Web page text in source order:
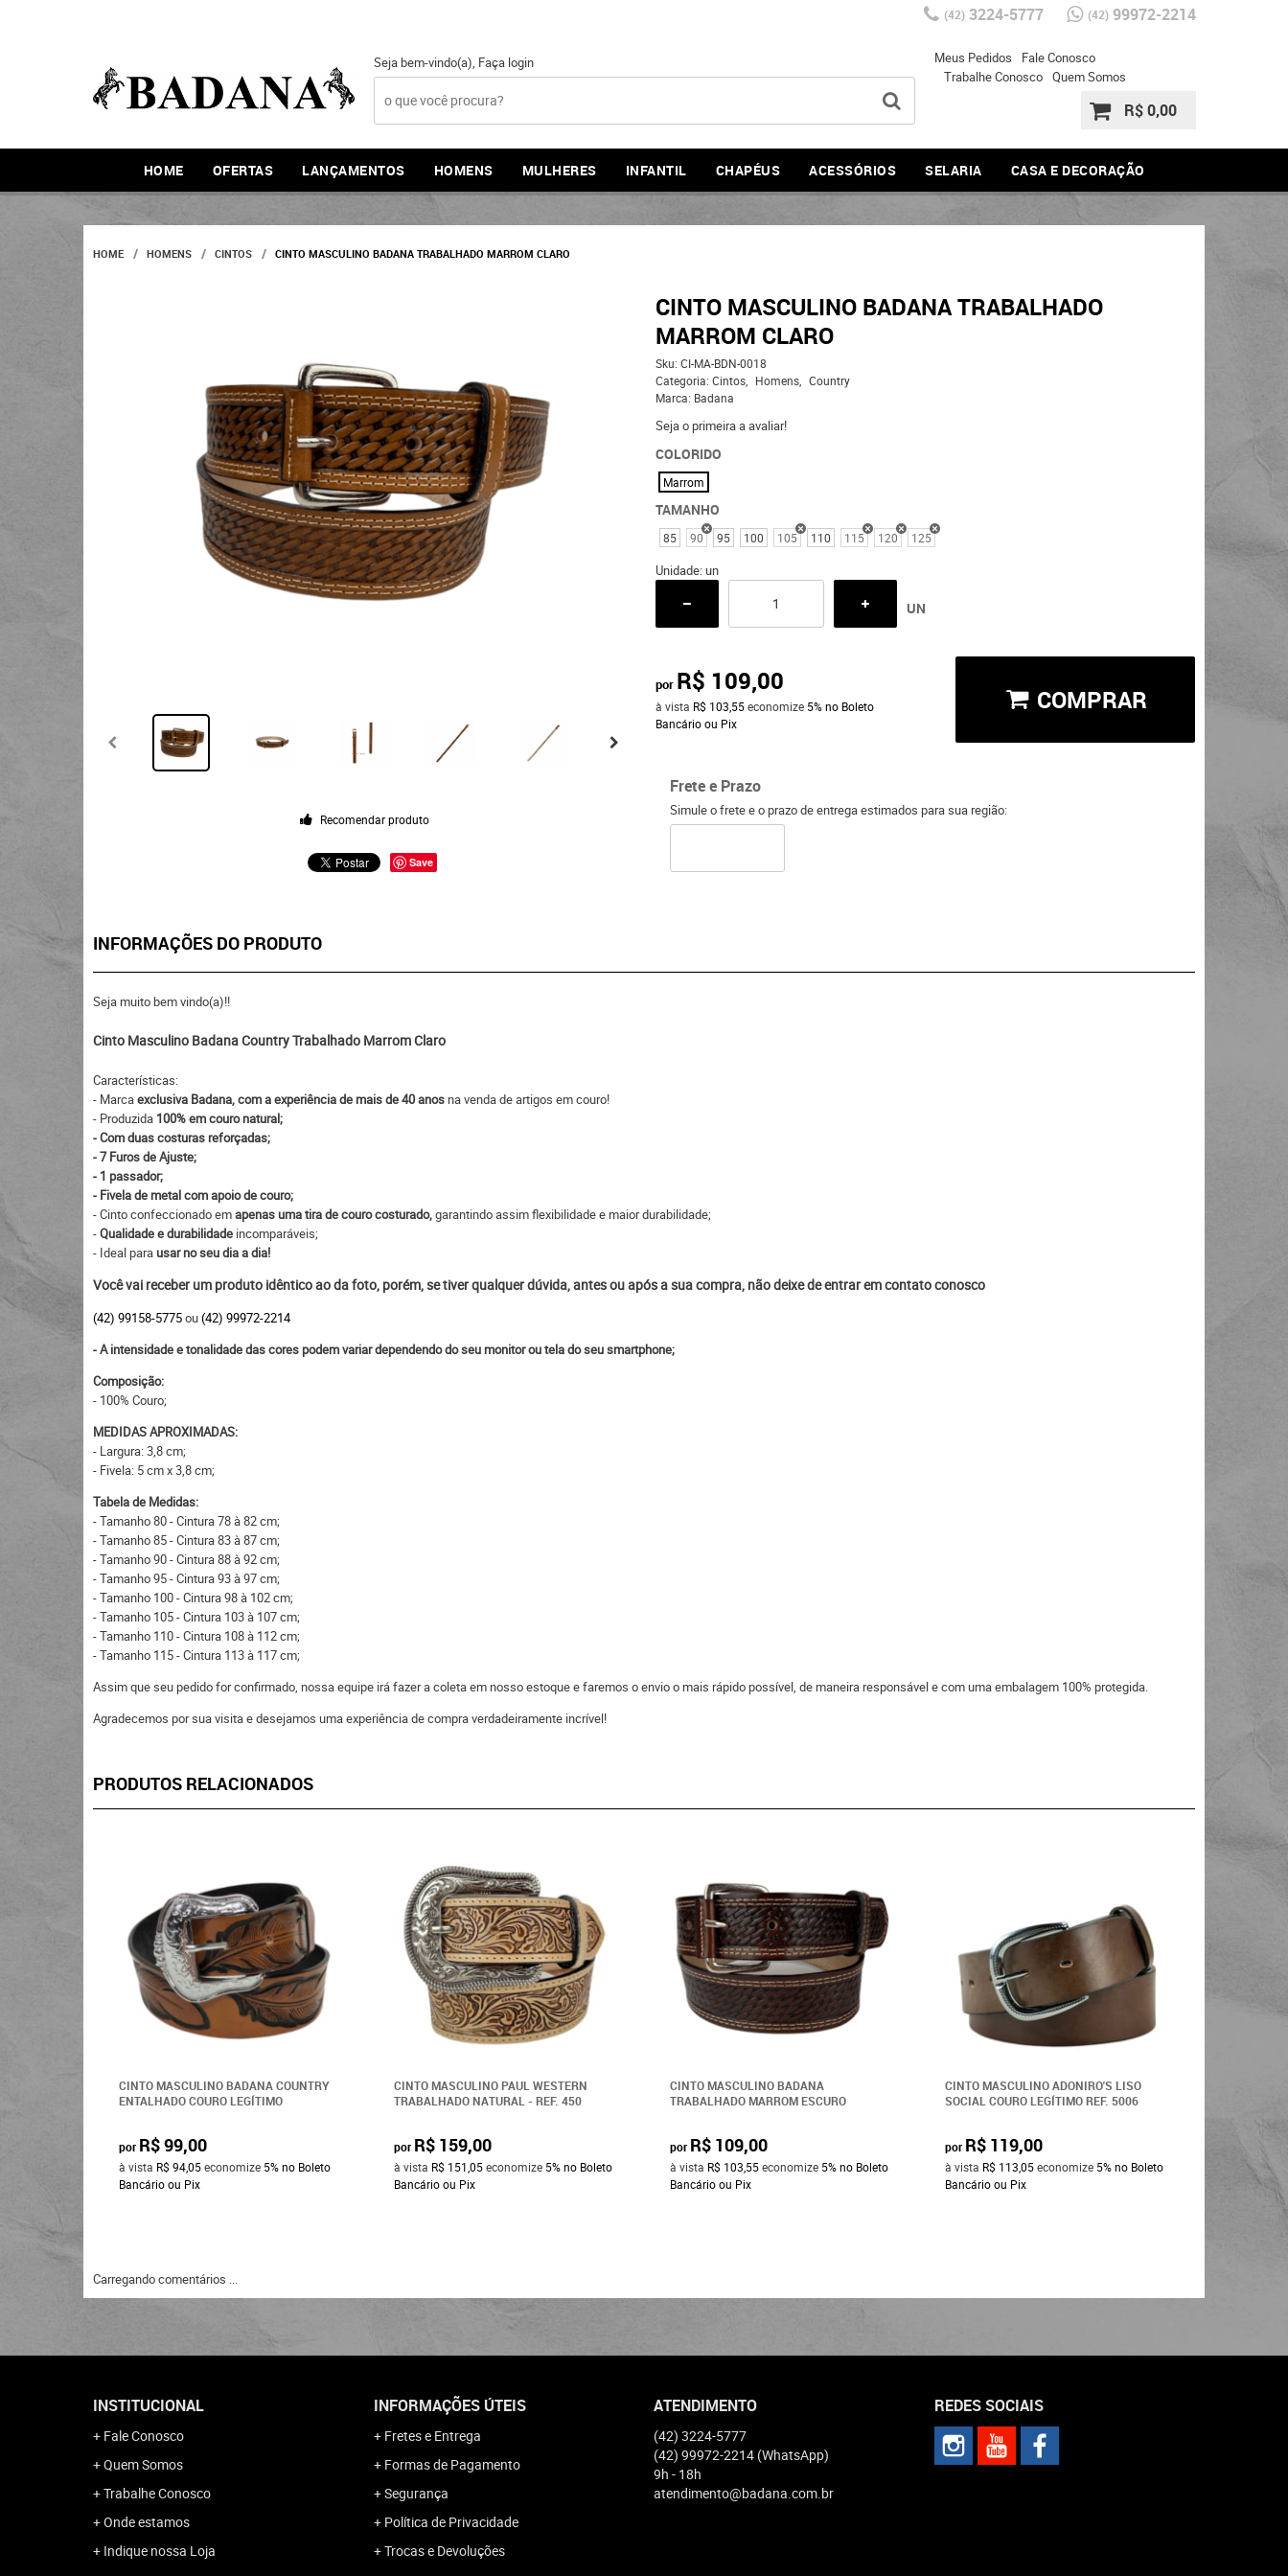
(42)3224-5777 (42)99972-2214
Seja bem-vindo(a), Faça login Meus Pedidos
Fale Conosco
Trabalhe Conosco Quem Somos
R$ 0,00
HOME OFERTAS LANÇAMENTOS HOMENS MULHERES INFANTIL CHAPÉUS ACESSÓRIOS SELARIA CASA E DECORAÇÃO
HOME HOMENS CINTOS CINTO MASCULINO BADANA TRABALHADO MARROM CLARO
Recomendar produto
Save
CINTO MASCULINO BADANA TRABALHADO
MARROM CLARO
Sku: CI-MA-BDN-0018
Categoria: Cintos Homens
Country
Marca: Badana
Seja o primeira a avaliar!
COLORIDO
Marrom
TAMANHO
85 90 95 100 105 110 115 120 125
Unidade: un
UN
por R$ 109,00
à vista R$ 103,55economize 5% no Boleto
Bancário ou Pix
COMPRAR
Frete e Prazo
Simule o frete e o prazo de entrega estimados para sua região:
INFORMAÇÕES DO PRODUTO
Seja muito bem vindo(a)!!
Cinto Masculino Badana Country Trabalhado Marrom Claro
Características:
- Marcaexclusiva Badana, com a experiência de mais de 40 anos na venda de artigos em couro!
- Produzida 100% em couro natural;
- Com duas costuras reforçadas;
- 7 Furos de Ajuste;
- 1 passador;
- Fivela de metal com apoio de couro;
- Cinto confeccionado emapenas uma tira de couro costurado,garantindo assim flexibilidade e maior durabilidade;
-Qualidade e durabilidade incomparáveis;
- Ideal parausar no seu dia a dia!
Você vai receber um produto idêntico ao da foto, porém, se tiver qualquer dúvida, antes ou após a sua compra, não deixe de entrar em contato conosco
(42) 99158-5775ou(42) 99972-2214
- A intensidade e tonalidade das cores podem variar dependendo do seu monitor ou tela do seu smartphone;
Composição:
- 100% Couro;
MEDIDAS APROXIMADAS:
- Largura: 3,8 cm;
- Fivela: 5 cm x 3,8 cm;
Tabela de Medidas:
- Tamanho 80 - Cintura 78 à 82 cm;
- Tamanho 85 - Cintura 83 à 87 cm;
- Tamanho 90 - Cintura 88 à 92 cm;
- Tamanho 95 - Cintura 93 à 97 cm;
- Tamanho 100 - Cintura 98 à 102 cm;
- Tamanho 105 - Cintura 103 à 107 cm;
- Tamanho 110 - Cintura 108 à 112 cm;
- Tamanho 115 - Cintura 113 à 117 cm;
Assim que seu pedido for confirmado, nossa equipe irá fazer a coleta em nosso estoque e faremos o envio o mais rápido possível, de maneira responsável e com uma embalagem 100% protegida.
Agradecemos por sua visita e desejamos uma experiência de compra verdadeiramente incrível!
PRODUTOS RELACIONADOS
CINTO MASCULINO BADANA COUNTRY
ENTALHADO COURO LEGÍTIMO
por R$ 99,00
à vista R$ 94,05economize 5% no Boleto
Bancário ou Pix
CINTO MASCULINO PAUL WESTERN
TRABALHADO NATURAL - REF. 450
por R$ 159,00
à vista R$ 151,05economize 5%no Boleto
Bancário ou Pix
CINTO MASCULINO BADANA
TRABALHADO MARROM ESCURO
por R$ 109,00
à vista R$ 103,55economize 5% no Boleto
Bancário ou Pix
CINTO MASCULINO ADONIRO'S LISO
SOCIAL COURO LEGÍTIMO REF. 5006
por R$ 119,00
à vista R$ 113,05economize 5%no Boleto
Bancário ou Pix
Carregando comentários ...
INSTITUCIONAL
Fale Conosco
Quem Somos
Trabalhe Conosco
Onde estamos
Indique nossa Loja
INFORMAÇÕES ÚTEIS
Fretes e Entrega
Formas de Pagamento
Segurança
Política de Privacidade
Trocas e Devoluções
ATENDIMENTO
(42) 3224-5777
(42) 99972-2214 (WhatsApp)
9h - 18h
atendimento@badana.com.br
REDES SOCIAIS